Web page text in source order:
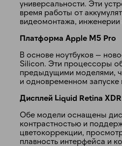
универсальности. Эти
время работы от
видеомонтажа, инженерии
Платформа Apple M5 Pro
В основе ноутбуков —
Silicon. Эти процессоры
предыдущими моделями,
и одновременном
Дисплей Liquid Retina XDR
Обе модели оснащены
контрастностью и
цветокоррекции,
плавность интерфейса и